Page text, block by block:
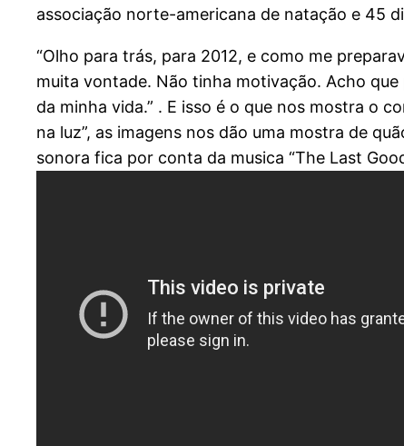
associação norte-americana de natação e 45
“Olho para trás, para 2012, e como me
muita vontade. Não tinha motivação. Acho
da minha vida.” . E isso é o que nos mostra o
na luz”, as imagens nos dão uma mostra de
sonora fica por conta da musica “The Last